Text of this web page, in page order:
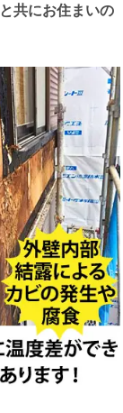
共にお住まいの